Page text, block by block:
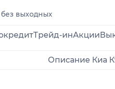
без выходных
Трейд-инАкции
Описание Киа